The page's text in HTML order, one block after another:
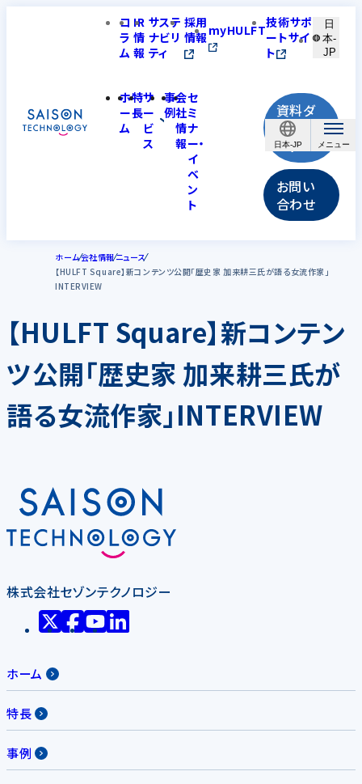
日本-JP
コ
ラ
ム
IR
情
報
サステ
ナビリ
ティ
採用
情報myHULFT技術サポ
ートサイ
ト
日
本-
JP
ホ
ー
ム
特
長
サ
ー
ビ
ス
事
例
会
社
情
報
セ
ミ
ナ
ー・
イ
ベ
ン
ト
資料ダ
ウンロ
ード
お問い
合わせ
ホーム会社情報ニュース
【HULFT Square】新コンテンツ公開「歴史家 加来耕三氏が語る女流作家」
INTERVIEW
【HULFT Square】新コンテン
ツ公開「歴史家 加来耕三氏が
語る女流作家」INTERVIEW
株式会社セゾンテクノロジー
ホーム
特長
事例